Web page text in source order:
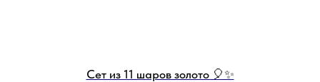
Сет из 11 шаров золото 🎈✨